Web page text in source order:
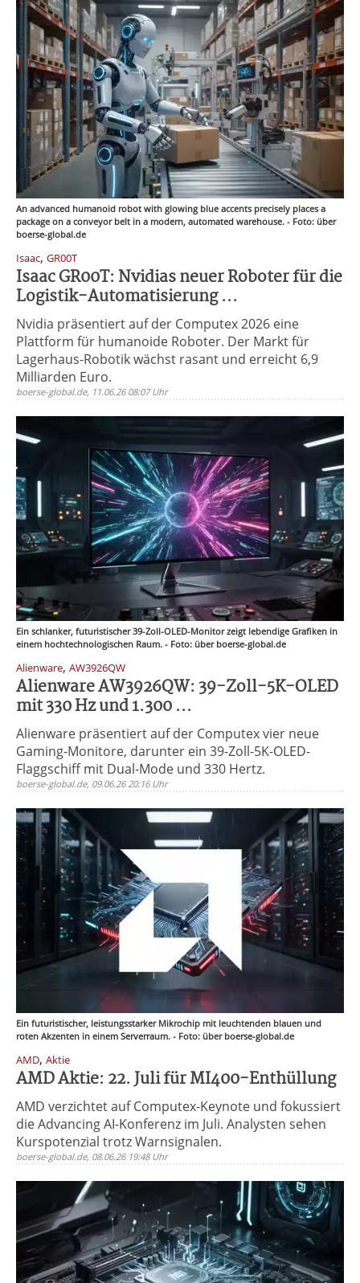
An advanced humanoid robot with glowing blue accents precisely places a
package on a conveyor belt in a modern, automated warehouse. - Foto: über
boerse-global.de
Isaac, GR00T
Isaac GR00T: Nvidias neuer Roboter für die
Logistik-Automatisierung ...
Nvidia präsentiert auf der Computex 2026 eine
Plattform für humanoide Roboter. Der Markt für
Lagerhaus-Robotik wächst rasant und erreicht 6,9
Milliarden Euro.
boerse-global.de, 11.06.26 08:07 Uhr
Ein schlanker, futuristischer 39-Zoll-OLED-Monitor zeigt lebendige Grafiken in
einem hochtechnologischen Raum. - Foto: über boerse-global.de
Alienware, AW3926QW
Alienware AW3926QW: 39-Zoll-5K-OLED
mit 330 Hz und 1.300 ...
Alienware präsentiert auf der Computex vier neue
Gaming-Monitore, darunter ein 39-Zoll-5K-OLED-
Flaggschiff mit Dual-Mode und 330 Hertz.
boerse-global.de, 09.06.26 20:16 Uhr
Ein futuristischer, leistungsstarker Mikrochip mit leuchtenden blauen und
roten Akzenten in einem Serverraum. - Foto: über boerse-global.de
AMD, Aktie
AMD Aktie: 22. Juli für MI400-Enthüllung
AMD verzichtet auf Computex-Keynote und fokussiert
die Advancing AI-Konferenz im Juli. Analysten sehen
Kurspotenzial trotz Warnsignalen.
boerse-global.de, 08.06.26 19:48 Uhr